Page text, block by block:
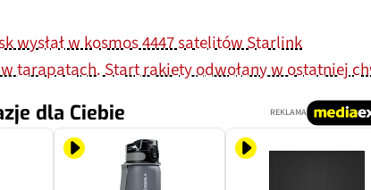
wysłał w kosmos 4447 satelitów Starlink
tarapatach. Start rakiety odwołany w ostatniej
dla Ciebie REKLAMA